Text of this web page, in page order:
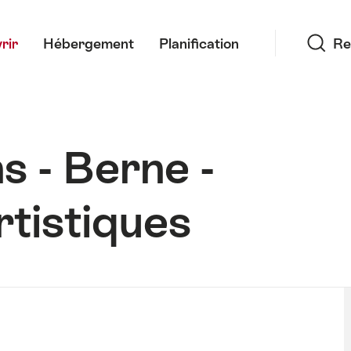
Hébergement Planification
- Berne -